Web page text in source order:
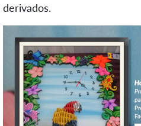
derivados.